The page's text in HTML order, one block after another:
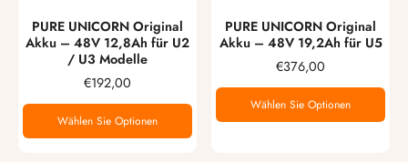
PURE UNICORN Original
Akku – 48V 12,8Ah für U2
/ U3 Modelle
€192,00
Wählen Sie Optionen
PURE UNICORN Original
Akku – 48V 19,2Ah für U5
€376,00
Wählen Sie Optionen